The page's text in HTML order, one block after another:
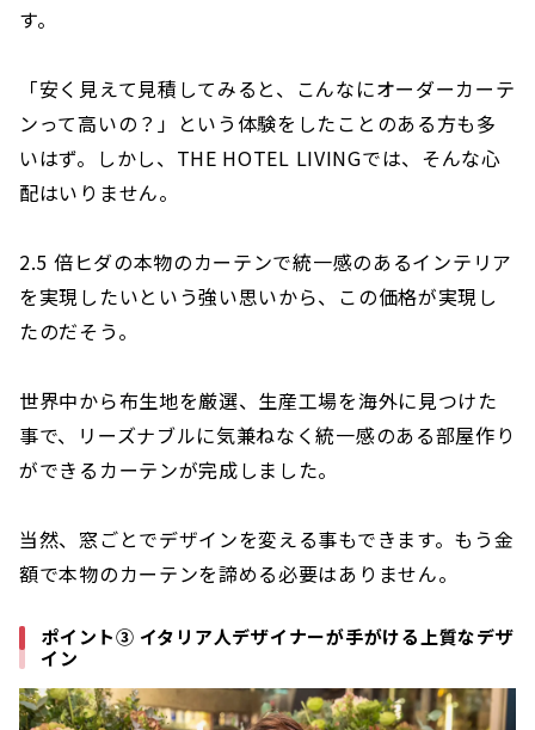
す。
「安く見えて見積してみると、こんなにオーダーカーテ
ンって高いの？」という体験をしたことのある方も多
いはず。しかし、THE HOTEL LIVINGでは、そんな心
配はいりません。
2.5 倍ヒダの本物のカーテンで統一感のあるインテリア
を実現したいという強い思いから、この価格が実現し
たのだそう。
世界中から布生地を厳選、生産工場を海外に見つけた
事で、リーズナブルに気兼ねなく統一感のある部屋作り
ができるカーテンが完成しました。
当然、窓ごとでデザインを変える事もできます。もう金
額で本物のカーテンを諦める必要はありません。
ポイント③ イタリア人デザイナーが手がける上質なデザ
イン